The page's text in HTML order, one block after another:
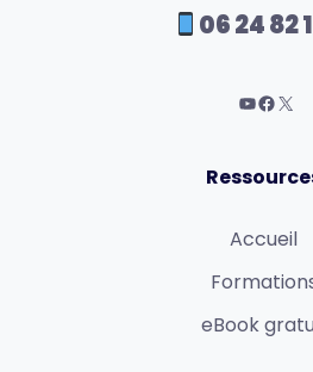
06 24 82
Accueil
eBook